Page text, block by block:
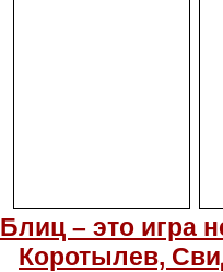
Блиц – это игра
Коротылев,